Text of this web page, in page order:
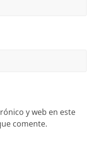
y web en este
comente.